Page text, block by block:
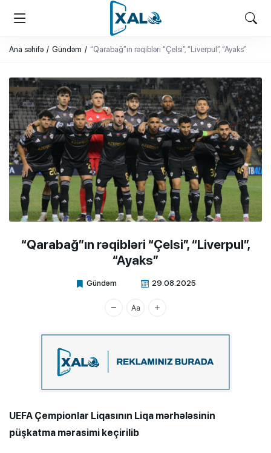
XALQ.ONLINE
ONLAYN PLATFORMA
Ana səhifə Gündəm “Qarabağ”ın rəqibləri “Çelsi”, “Liverpul”, “Ayaks”
“Qarabağ”ın rəqibləri “Çelsi”, “Liverpul”,
“Ayaks”
Gündəm 29.08.2025
Xalq.Online
UEFA Çempionlar Liqasının Liqa mərhələsinin
püşkatma mərasimi keçirilib